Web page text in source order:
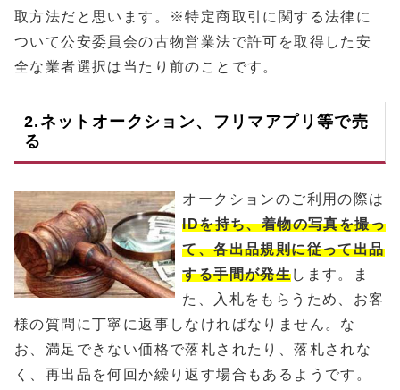
取方法だと思います。※特定商取引に関する法律に
ついて公安委員会の古物営業法で許可を取得した安
全な業者選択は当たり前のことです。
2.ネットオークション、フリマアプリ等で売
る
オークションのご利用の際は
IDを持ち、着物の写真を撮っ
て、各出品規則に従って出品
する手間が発生します。ま
た、入札をもらうため、お客
様の質問に丁寧に返事しなければなりません。な
お、満足できない価格で落札されたり、落札されな
く、再出品を何回か繰り返す場合もあるようです。